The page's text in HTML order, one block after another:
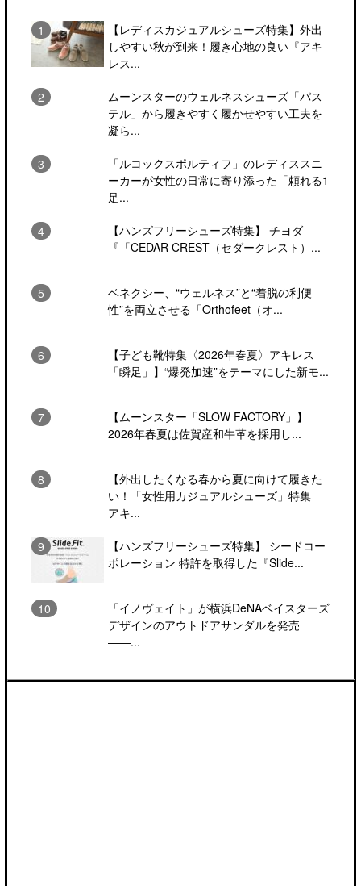
【レディスカジュアルシューズ特集】外出
しやすい秋が到来！履き心地の良い『アキ
レス...
ムーンスターのウェルネスシューズ「パス
テル」から履きやすく履かせやすい工夫を
凝ら...
「ルコックスポルティフ」のレディススニ
ーカーが女性の日常に寄り添った「頼れる1
足...
【ハンズフリーシューズ特集】 チヨダ
『「CEDAR CREST（セダークレスト）...
ベネクシー、“ウェルネス”と“着脱の利便
性”を両立させる「Orthofeet（オ...
【子ども靴特集〈2026年春夏〉アキレス
「瞬足」】“爆発加速”をテーマにした新モ...
【ムーンスター「SLOW FACTORY」】
2026年春夏は佐賀産和牛革を採用し...
【外出したくなる春から夏に向けて履きた
い！「女性用カジュアルシューズ」特集
アキ...
【ハンズフリーシューズ特集】 シードコー
ポレーション 特許を取得した『Slide...
「イノヴェイト」が横浜DeNAベイスターズ
デザインのアウトドアサンダルを発売
――...